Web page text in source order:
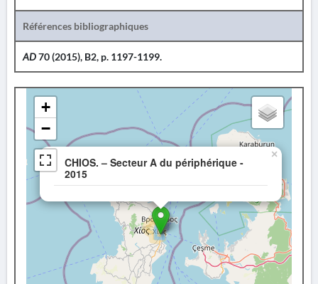
Références bibliographiques
AD70 (2015), B2, p. 1197-1199.
CHIOS. – Secteur A du périphérique -
2015
×
+
−